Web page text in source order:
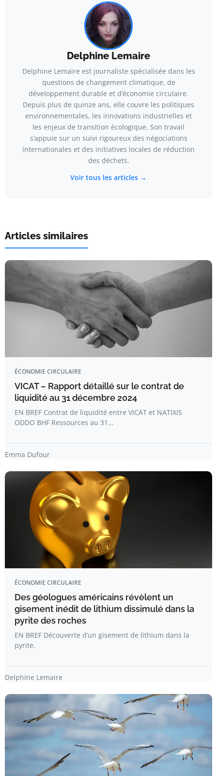
Delphine Lemaire
Delphine Lemaire est journaliste spécialisée dans les
questions de changement climatique, de
développement durable et d’économie circulaire.
Depuis plus de quinze ans, elle couvre les politiques
environnementales, les innovations industrielles et
les enjeux de transition écologique. Son travail
s’appuie sur un suivi rigoureux des négociations
internationales et des initiatives locales de réduction
des déchets.
Voir tous les articles →
Articles similaires
ÉCONOMIE CIRCULAIRE
VICAT – Rapport détaillé sur le contrat de
liquidité au 31 décembre 2024
EN BREF Contrat de liquidité entre VICAT et NATIXIS
ODDO BHF Ressources au 31…
Emma Dufour
ÉCONOMIE CIRCULAIRE
Des géologues américains révèlent un
gisement inédit de lithium dissimulé dans la
pyrite des roches
EN BREF Découverte d’un gisement de lithium dans la
pyrite.
Delphine Lemaire